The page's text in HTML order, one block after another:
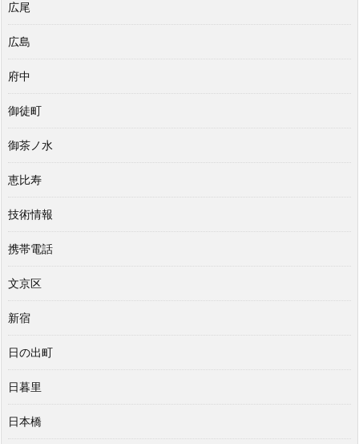
広尾
広島
府中
御徒町
御茶ノ水
恵比寿
技術情報
携帯電話
文京区
新宿
日の出町
日暮里
日本橋